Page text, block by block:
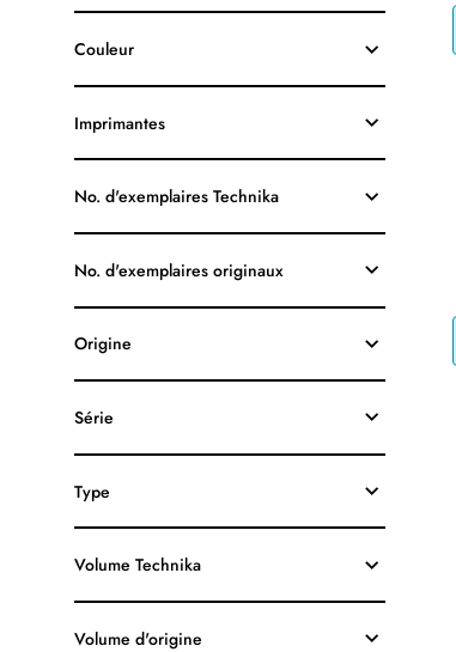
Couleur
Imprimantes
No. d'exemplaires Technika
No. d'exemplaires originaux
Origine
Série
Type
Volume Technika
Volume d'origine